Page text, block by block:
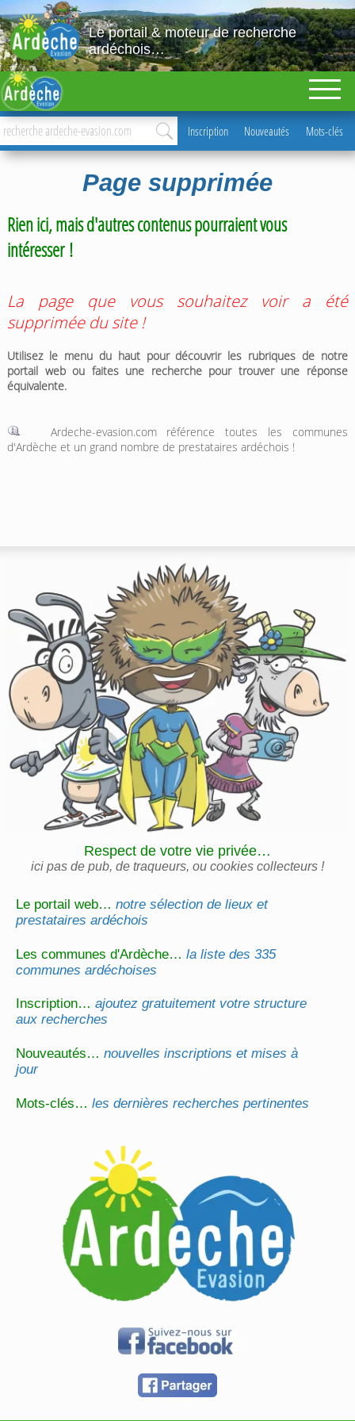
Le portail & moteur de recherche
ardéchois…
Inscription Nouveautés Mots-clés
Page supprimée
Rien ici, mais d'autres contenus pourraient vous
intéresser !
La page que vous souhaitez voir a été
supprimée du site !
Utilisez le menu du haut pour découvrir les rubriques de notre
portail web ou faites une recherche pour trouver une réponse
équivalente.
Ardeche-evasion.com référence toutes les communes
d'Ardèche et un grand nombre de prestataires ardéchois !
Le portail web…notre sélection de lieux et
prestataires ardéchois
Les communes d'Ardèche…la liste des 335
communes ardéchoises
Inscription…ajoutez gratuitement votre structure
aux recherches
Nouveautés…nouvelles inscriptions et mises à
jour
Mots-clés…les dernières recherches pertinentes
Respect de votre vie privée…
ici pas de pub, de traqueurs, ou cookies collecteurs !